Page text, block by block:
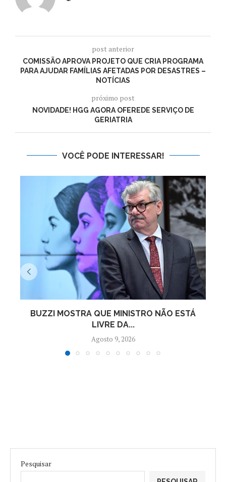
post anterior
COMISSÃO APROVA PROJETO QUE CRIA PROGRAMA
PARA AJUDAR FAMÍLIAS AFETADAS POR DESASTRES –
NOTÍCIAS
próximo post
NOVIDADE! HGG AGORA OFEREDE SERVIÇO DE
GERIATRIA
VOCÊ PODE INTERESSAR!
BUZZI MOSTRA QUE MINISTRO NÃO ESTÁ
LIVRE DA...
Agosto 9, 2026
Pesquisar